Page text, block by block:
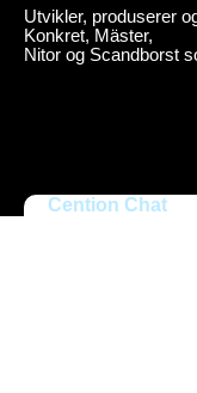
Utvikler, produserer
Konkret, Mäster,
Nitor og Scandborst
Cention Chat